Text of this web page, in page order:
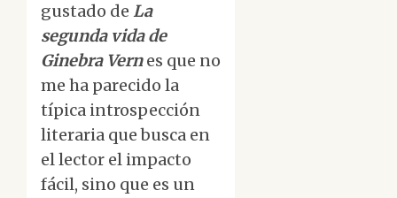
gustado de La
segunda vida de
Ginebra Vernes que no
me ha parecido la
típica introspección
literaria que busca en
el lector el impacto
fácil, sino que es un